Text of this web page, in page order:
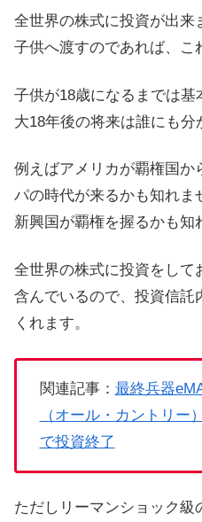
全世界の株式に投資が出来
子供へ渡すのであれば、こ
子供が18歳になるまでは
大18年後の将来は誰にも分
例えばアメリカが覇権国か
パの時代が来るかも知れま
新興国が覇権を握るかも知
全世界の株式に投資をして
含んでいるので、投資信託
くれます。
関連記事： 最終兵器
（オール・カントリー
で投資終了
ただしリーマンショック級